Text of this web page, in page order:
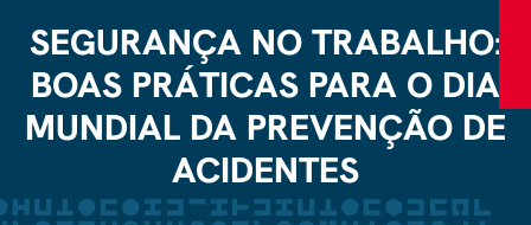
SEGURANÇA NO TRABALHO:
BOAS PRÁTICAS PARA O DIA
MUNDIAL DA PREVENÇÃO DE
ACIDENTES